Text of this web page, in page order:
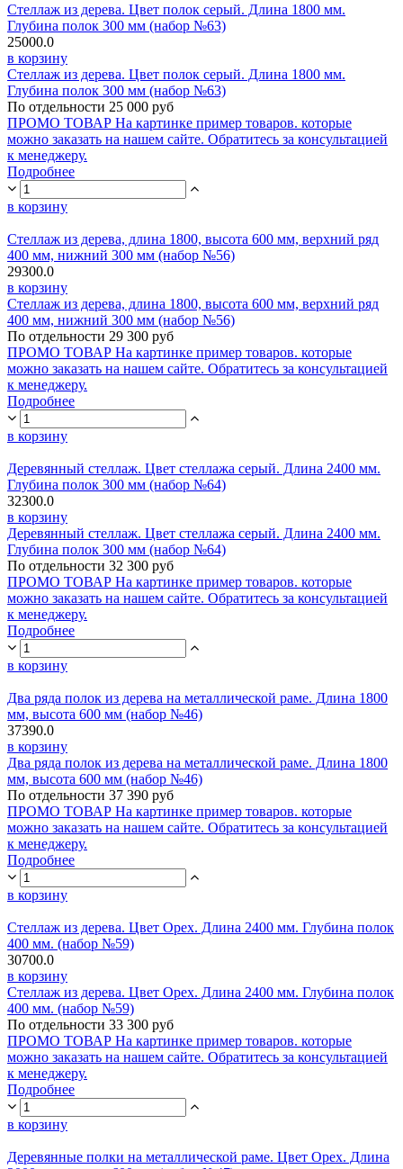
Стеллаж из дерева. Цвет полок серый. Длина 1800 мм.
Глубина полок 300 мм (набор №63)
25000.0
в корзину
Стеллаж из дерева. Цвет полок серый. Длина 1800 мм.
Глубина полок 300 мм (набор №63)
По отдельности 25 000 руб
ПРОМО ТОВАР На картинке пример товаров. которые
можно заказать на нашем сайте. Обратитесь за консультацией
к менеджеру.
Подробнее
в корзину
Стеллаж из дерева, длина 1800, высота 600 мм, верхний ряд
400 мм, нижний 300 мм (набор №56)
29300.0
в корзину
Стеллаж из дерева, длина 1800, высота 600 мм, верхний ряд
400 мм, нижний 300 мм (набор №56)
По отдельности 29 300 руб
ПРОМО ТОВАР На картинке пример товаров. которые
можно заказать на нашем сайте. Обратитесь за консультацией
к менеджеру.
Подробнее
в корзину
Деревянный стеллаж. Цвет стеллажа серый. Длина 2400 мм.
Глубина полок 300 мм (набор №64)
32300.0
в корзину
Деревянный стеллаж. Цвет стеллажа серый. Длина 2400 мм.
Глубина полок 300 мм (набор №64)
По отдельности 32 300 руб
ПРОМО ТОВАР На картинке пример товаров. которые
можно заказать на нашем сайте. Обратитесь за консультацией
к менеджеру.
Подробнее
в корзину
Два ряда полок из дерева на металлической раме. Длина 1800
мм, высота 600 мм (набор №46)
37390.0
в корзину
Два ряда полок из дерева на металлической раме. Длина 1800
мм, высота 600 мм (набор №46)
По отдельности 37 390 руб
ПРОМО ТОВАР На картинке пример товаров. которые
можно заказать на нашем сайте. Обратитесь за консультацией
к менеджеру.
Подробнее
в корзину
Стеллаж из дерева. Цвет Орех. Длина 2400 мм. Глубина полок
400 мм. (набор №59)
30700.0
в корзину
Стеллаж из дерева. Цвет Орех. Длина 2400 мм. Глубина полок
400 мм. (набор №59)
По отдельности 33 300 руб
ПРОМО ТОВАР На картинке пример товаров. которые
можно заказать на нашем сайте. Обратитесь за консультацией
к менеджеру.
Подробнее
в корзину
Деревянные полки на металлической раме. Цвет Орех. Длина